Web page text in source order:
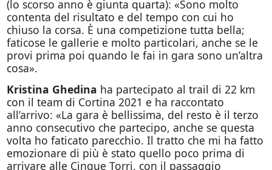
(lo scorso anno è giunta quarta): «Sono molto
contenta del risultato e del tempo con cui ho
chiuso la corsa. È una competizione tutta bella;
faticose le gallerie e molto particolari, anche se le
provi prima poi quando le fai in gara sono un’altra
cosa».
Kristina Ghedina ha partecipato al trail di 22 km
con il team di Cortina 2021 e ha raccontato
all’arrivo: «La gara è bellissima, del resto è il terzo
anno consecutivo che partecipo, anche se questa
volta ho faticato parecchio. Il tratto che mi ha fatto
emozionare di più è stato quello poco prima di
arrivare alle Cinque Torri, con il passaggio